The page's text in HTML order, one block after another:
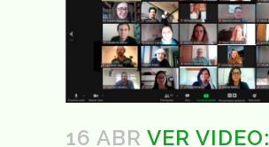
16 ABR VER VIDEO: